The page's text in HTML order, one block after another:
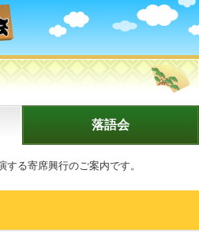
落語会
る寄席興行のご案内です。